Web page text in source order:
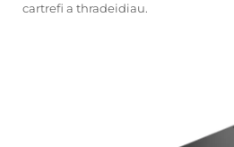
cartrefi a thradeidiau.